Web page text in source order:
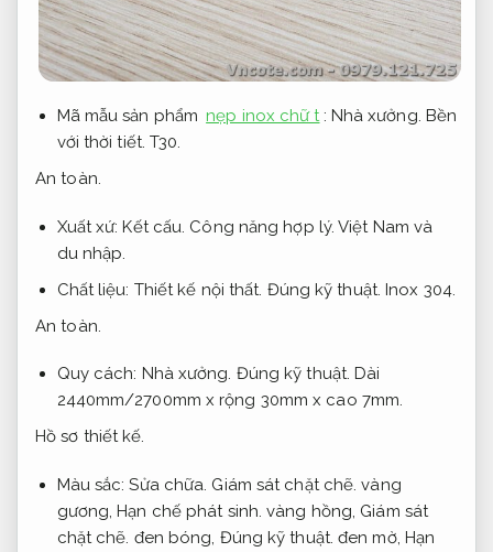
Mã mẫu sản phẩm nẹp inox chữ t : Nhà xưởng. Bền
với thời tiết. T30.
An toàn.
Xuất xứ:Kết cấu. Công năng hợp lý. Việt Nam và
du nhập.
Chất liệu: Thiết kế nội thất. Đúng kỹ thuật. Inox 304.
An toàn.
Quy cách: Nhà xưởng. Đúng kỹ thuật. Dài
2440mm/2700mm x rộng 30mm x cao 7mm.
Hồ sơ thiết kế.
Màu sắc:Sửa chữa. Giám sát chặt chẽ. vàng
gương,Hạn chế phát sinh. vàng hồng, Giám sát
chặt chẽ. đen bóng, Đúng kỹ thuật. đen mờ, Hạn